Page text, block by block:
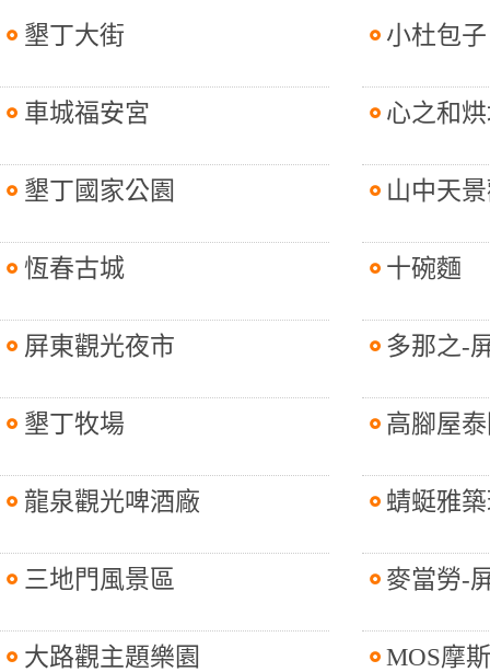
墾丁大街
車城福安宮
墾丁國家公園
恆春古城
屏東觀光夜市
墾丁牧場
龍泉觀光啤酒廠
三地門風景區
大路觀主題樂園
小杜包子
心之和
山中天
十碗麵
多那之-
高腳屋
蜻蜓雅
麥當勞-
MOS摩